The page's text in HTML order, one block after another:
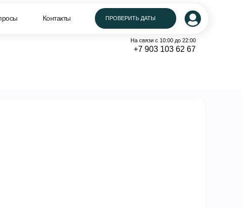
ПРОВЕРИТЬ ДАТЫ
+7 903 103 62 67
Контакты
На связи с 10:00 до 22:00
ПРОВЕРИТЬ ДАТЫ
+7 903 103 62 67
Контакты
На связи с 10:00 до 22:00